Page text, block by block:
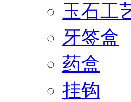
玉石工
牙签盒
药盒
挂钩